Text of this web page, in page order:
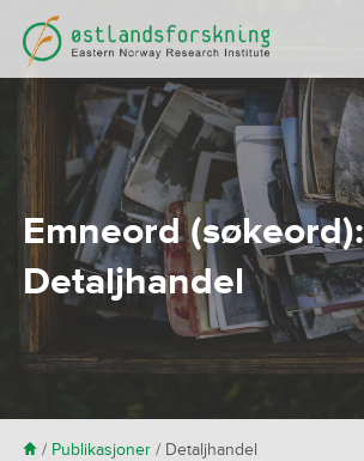
Emneord (søkeord):
Detaljhandel
H/ Publikasjoner/ Detaljhandel